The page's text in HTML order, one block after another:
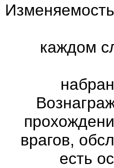
каждом
врагов,
есть